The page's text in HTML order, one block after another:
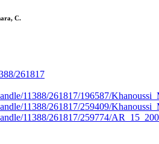
C.
261817
11388/261817/196587/
11388/261817/259409/
11388/261817/259774/